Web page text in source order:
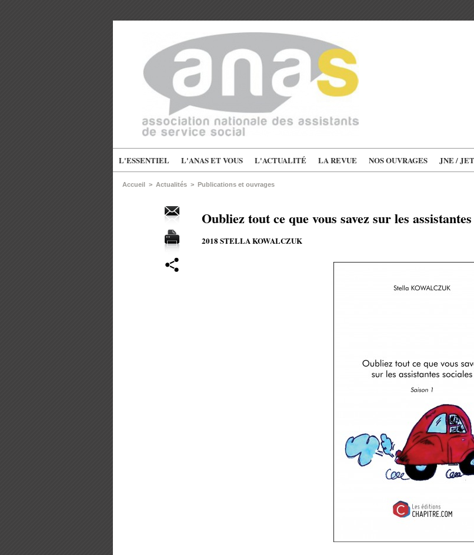
L'ESSENTIEL L'ANAS ET VOUS L'ACTUALITÉ LA REVUE NOS OUVRAGES JNE / JET
Accueil > Actualités > Publications et ouvrages
Oubliez tout ce que vous savez sur les
2018 STELLA KOWALCZUK